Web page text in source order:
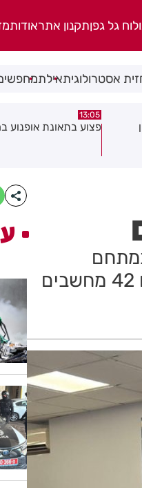
לוח גל גפןתקנון אתראודות
אסטרולוגיתאילת
08:58
גופה נפלטה אל חוף
הבורסה ברמת גן. מפעילת המקום עוכבה לחקירה, נתפסו 42 מחשבים